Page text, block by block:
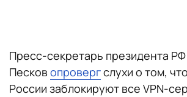
Пресс-секретарь президента
Песков опровергслухи о том,
России заблокируют все VPN-